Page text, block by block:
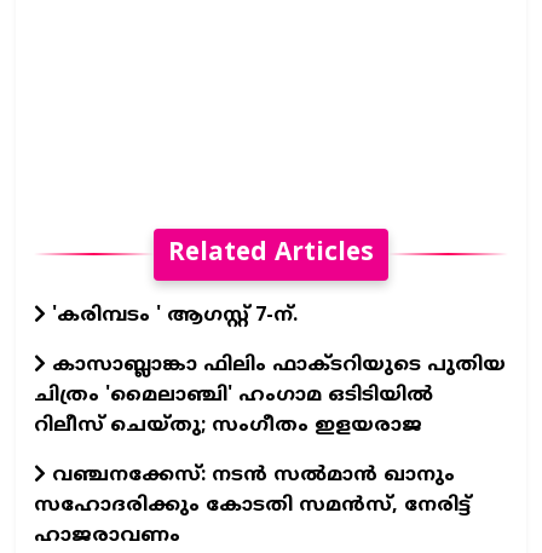
Related Articles
'കരിമ്പടം ' ആഗസ്റ്റ് 7-ന്.
കാസാബ്ലാങ്കാ ഫിലിം ഫാക്ടറിയുടെ പുതിയ
ചിത്രം 'മൈലാഞ്ചി' ഹംഗാമ ഒടിടിയില്‍
റിലീസ് ചെയ്തു; സംഗീതം ഇളയരാജ
വഞ്ചനക്കേസ്: നടന്‍ സല്‍മാന്‍ ഖാനും
സഹോദരിക്കും കോടതി സമന്‍സ്, നേരിട്ട്
ഹാജരാവണം